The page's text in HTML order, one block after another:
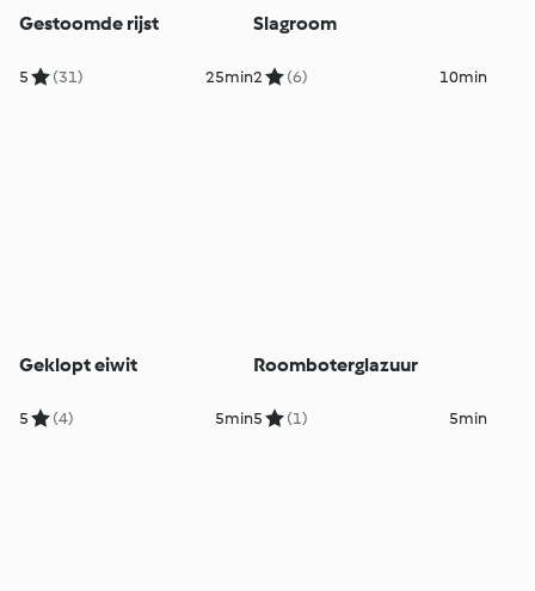
Gestoomde rijst
5 (31) 25min
Slagroom
2 (6) 10min
Geklopt eiwit
5 (4) 5min
Roomboterglazuur
5 (1) 5min